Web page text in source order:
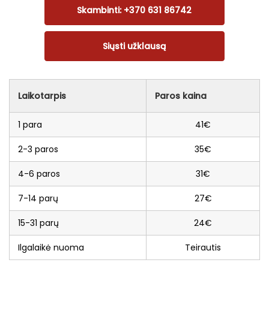
Skambinti: +370 631 86742
Siųsti užklausą
Laikotarpis Paros kaina
1 para 41€
2-3 paros 35€
4-6 paros 31€
7-14 parų 27€
15-31 parų 24€
Ilgalaikė nuoma Teirautis